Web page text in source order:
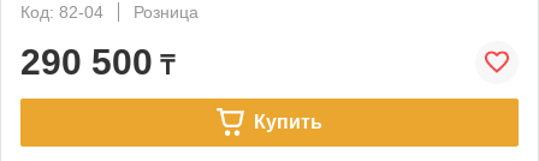
Код: 82-04
Розница
290 500 ₸
Купить